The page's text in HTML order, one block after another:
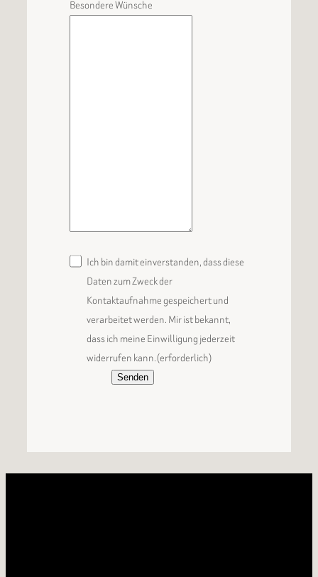
Besondere Wünsche
Ich bin damit einverstanden, dass diese
Daten zum Zweck der
Kontaktaufnahme gespeichert und
verarbeitet werden. Mir ist bekannt,
dass ich meine Einwilligung jederzeit
widerrufen kann.(erforderlich)
Senden